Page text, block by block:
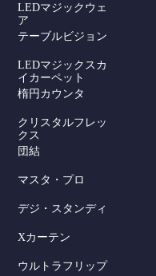
LEDマジックウェ
ア
テーブルビジョン
LEDマジックスカ
イカーペット
楕円カウンタ
クリスタルフレッ
クス
団結
マスタ・プロ
デジ・スタンディ
Xカーテン
ウルトラフリップ